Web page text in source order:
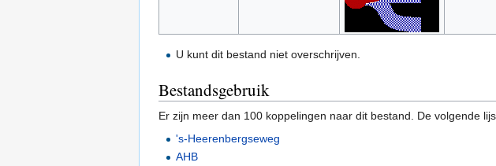
U kunt dit bestand niet overschrijven.
Bestandsgebruik
Er zijn meer dan 100 koppelingen naar dit bestand. De volgende
's-Heerenbergseweg
AHB